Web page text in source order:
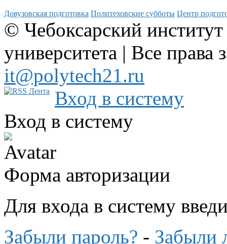
Довузовская подготовка Политеховские субботы Центр
© Чебоксарский
университета | Все
it@polytech21.ru
Вход в систему
Вход в систему
Форма авторизации
Для входа в систему
Забыли пароль? - Забыли